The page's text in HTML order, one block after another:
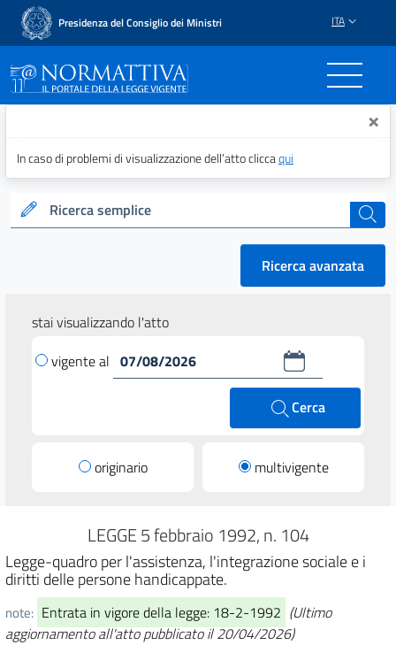
Presidenza del Consiglio dei Ministri ITA
Normattiva - Il portale ×
In caso di problemi di visualizzazione dell’atto cliccaqui
Ricerca semplice cerca
Ricerca avanzata
stai visualizzando l'atto
vigente al
Cerca
originario multivigente
LEGGE 5 febbraio 1992, n. 104
Legge-quadro per l'assistenza, l'integrazione sociale e i
diritti delle persone handicappate.
note: Entrata in vigore della legge: 18-2-1992 (Ultimo
aggiornamento all'atto pubblicato il 20/04/2026)